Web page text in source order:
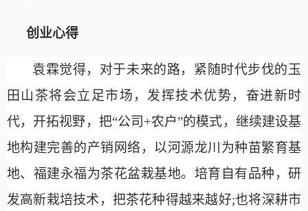
创业心得
袁霖觉得，对于未来的路，紧随时代步伐的玉
田山茶将会立足市场，发挥技术优势，奋进新时
代，开拓视野，把“公司+农户”的模式，继续建设基
地构建完善的产销网络，以河源龙川为种苗繁育基
地、福建永福为茶花盆栽基地。培育自有品种，研
发高新栽培技术，把茶花种得越来越好;也将深耕市